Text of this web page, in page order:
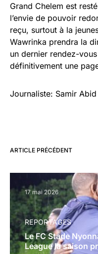
Grand Chelem est
l’envie de pouvoir
reçu, surtout à la
Wawrinka prendra la
un dernier rendez-
définitivement une
Journaliste: Samir Abid
ARTICLE PRÉCÉDENT
17 mai 2026
REPORTAGES
Le FC Stade
League la saison